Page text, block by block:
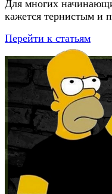
Для многих
кажется тернистым и
Перейти к статьям